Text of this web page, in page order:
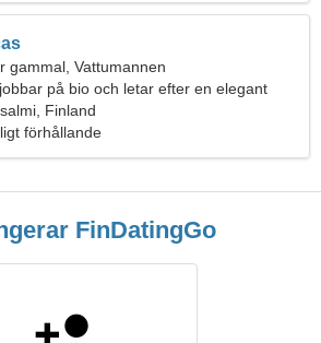
gammal, Vattumannen
på bio och letar efter en elegant
Finland
förhållande
FinDatingGo